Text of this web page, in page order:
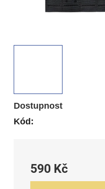
Dostupnost
Kód:
590 Kč
Měrná cena: